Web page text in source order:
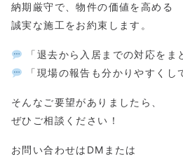
納期厳守で、物件の価値を高める
誠実な施工をお約束します。
「退去から入居までの対応をま
「現場の報告も分かりやすくし
そんなご要望がありましたら、
ぜひご相談ください！
お問い合わせはDMまたは